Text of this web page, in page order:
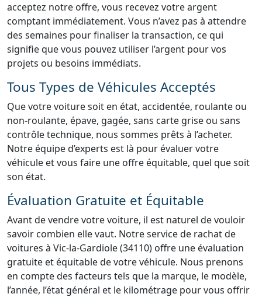
acceptez notre offre, vous recevez votre argent
comptant immédiatement. Vous n’avez pas à attendre
des semaines pour finaliser la transaction, ce qui
signifie que vous pouvez utiliser l’argent pour vos
projets ou besoins immédiats.
Tous Types de Véhicules Acceptés
Que votre voiture soit en état, accidentée, roulante ou
non-roulante, épave, gagée, sans carte grise ou sans
contrôle technique, nous sommes prêts à l’acheter.
Notre équipe d’experts est là pour évaluer votre
véhicule et vous faire une offre équitable, quel que soit
son état.
Évaluation Gratuite et Équitable
Avant de vendre votre voiture, il est naturel de vouloir
savoir combien elle vaut. Notre service de rachat de
voitures à Vic-la-Gardiole (34110) offre une évaluation
gratuite et équitable de votre véhicule. Nous prenons
en compte des facteurs tels que la marque, le modèle,
l’année, l’état général et le kilométrage pour vous offrir